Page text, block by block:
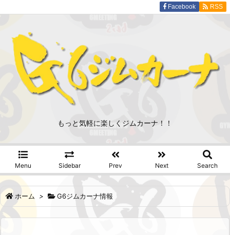
もっと気軽に楽しくジムカーナ！！
Menu Sidebar Prev Next Search
Facebook RSS
ホーム > G6ジムカーナ情報